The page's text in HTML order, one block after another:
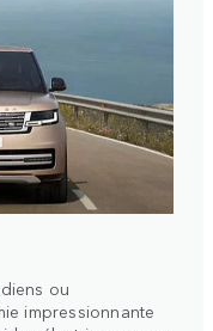
ou
impressionnante